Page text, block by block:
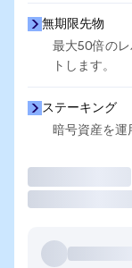
無期限先物
最大50倍の
トします。
ステーキング
暗号資産を運